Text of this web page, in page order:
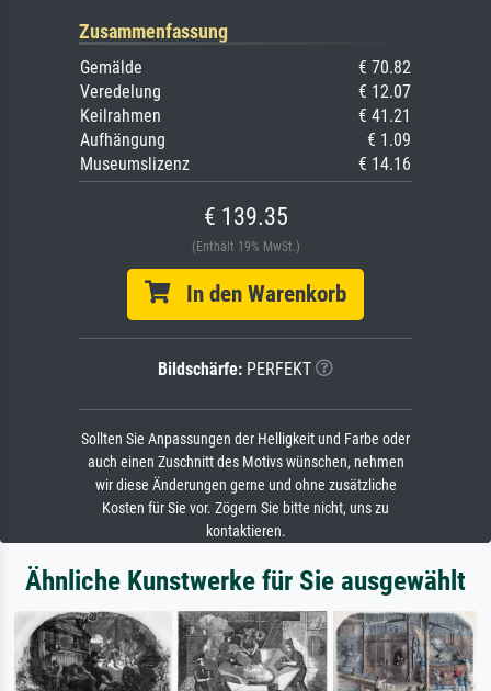
Zusammenfassung
Gemälde
€ 70.82
Veredelung
€ 12.07
Keilrahmen
€ 41.21
Aufhängung
€ 1.09
Museumslizenz
€ 14.16
€ 139.35
(Enthält 19% MwSt.)
In den Warenkorb
Bildschärfe: PERFEKT
Sollten Sie Anpassungen der Helligkeit und Farbe oder
auch einen Zuschnitt des Motivs wünschen, nehmen
wir diese Änderungen gerne und ohne zusätzliche
Kosten für Sie vor. Zögern Sie bitte nicht, uns zu
kontaktieren.
Ähnliche Kunstwerke für Sie ausgewählt